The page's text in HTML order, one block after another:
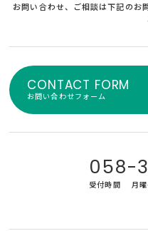
お問い合わせ、ご相談は下記のお
CONTACT FORM
お問い合わせフォーム
058-
受付時間
月